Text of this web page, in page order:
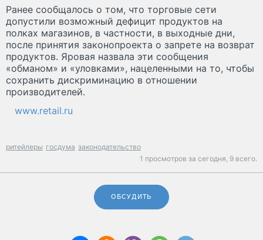
Ранее сообщалось о том, что торговые сети
допустили возможный дефицит продуктов на
полках магазинов, в частности, в выходные дни,
после принятия законопроекта о запрете на возврат
продуктов. Яровая назвала эти сообщения
«обманом» и «уловками», нацеленными на то, чтобы
сохранить дискриминацию в отношении
производителей.
www.retail.ru
ритейлеры госдума законодательство
1 просмотров за сегодня, 9 всего.
ОБСУДИТЬ